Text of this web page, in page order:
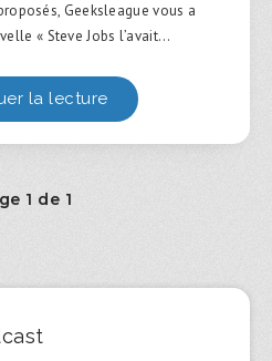
Geeksleague vous a
« Steve Jobs l’avait…
la lecture
1 de 1